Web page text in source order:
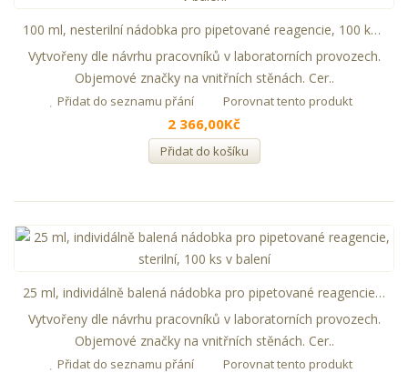
100 ml, nesterilní nádobka pro pipetované reagencie, 100 ks v balení
Vytvořeny dle návrhu pracovníků v laboratorních provozech.
Objemové značky na vnitřních stěnách. Cer..
Přidat do seznamu přání Porovnat tento produkt
2 366,00Kč
Přidat do košíku
25 ml, individálně balená nádobka pro pipetované reagencie, sterilní, 100 ks v balení
Vytvořeny dle návrhu pracovníků v laboratorních provozech.
Objemové značky na vnitřních stěnách. Cer..
Přidat do seznamu přání Porovnat tento produkt